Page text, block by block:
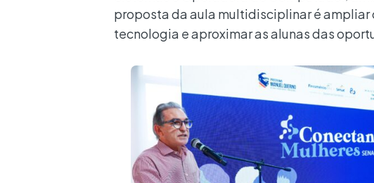
proposta da aula multidisciplinar é
tecnologia e aproximar as alunas das